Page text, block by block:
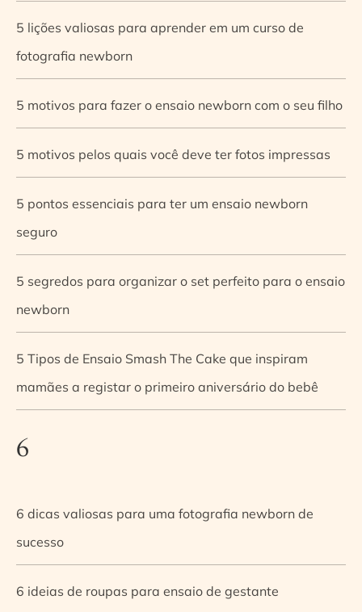
5 lições valiosas para aprender em um curso de
fotografia newborn
5 motivos para fazer o ensaio newborn com o seu filho
5 motivos pelos quais você deve ter fotos impressas
5 pontos essenciais para ter um ensaio newborn
seguro
5 segredos para organizar o set perfeito para o ensaio
newborn
5 Tipos de Ensaio Smash The Cake que inspiram
mamães a registar o primeiro aniversário do bebê
6
6 dicas valiosas para uma fotografia newborn de
sucesso
6 ideias de roupas para ensaio de gestante